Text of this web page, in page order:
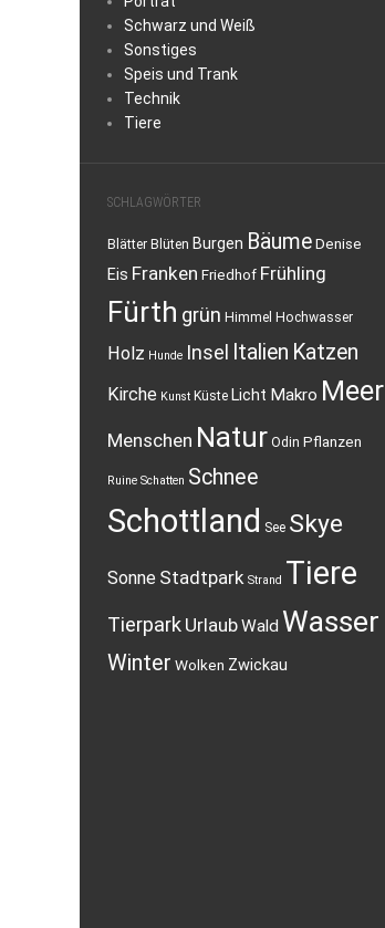
Schwarz und Weiß
Sonstiges
Speis und Trank
Technik
Tiere
SCHLAGWÖRTER
Blätter Blüten Burgen BäumeDenise
Eis Franken Friedhof Frühling
Fürth grün Himmel Hochwasser
Holz Hunde Insel Italien Katzen
Kirche Kunst Küste Licht Makro Meer
Menschen Natur Odin Pflanzen
Ruine Schatten Schnee
Schottland See Skye
Sonne Stadtpark Strand Tiere
Tierpark UrlaubWald Wasser
Winter Wolken Zwickau